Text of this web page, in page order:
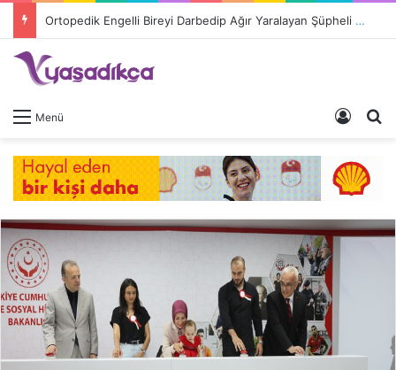
Ortopedik Engelli Bireyi Darbedip Ağır Yaralayan Şüpheli Tutuklandı
Menü Giriş